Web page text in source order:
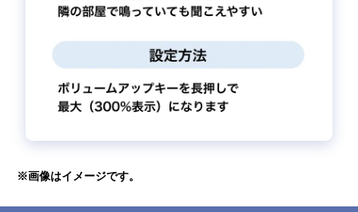
※画像はイメージです。